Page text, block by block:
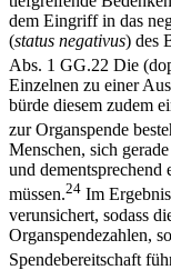
dem Eingriff in das
(status negativus) des
Abs. 1 GG.22 Die
Einzelnen zu einer
bürde diesem zudem
zur Organspende
Menschen, sich
und dementsprechend
müssen.24 Im
verunsichert, sodass
Organspendezahlen,
Spendebereitschaft